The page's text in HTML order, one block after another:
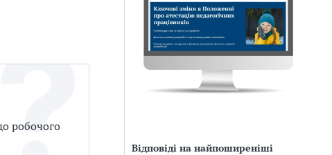
робочого
Відповіді на найпоширеніші